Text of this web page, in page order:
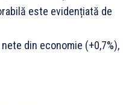
este evidențiată de
din economie (+0,7%),